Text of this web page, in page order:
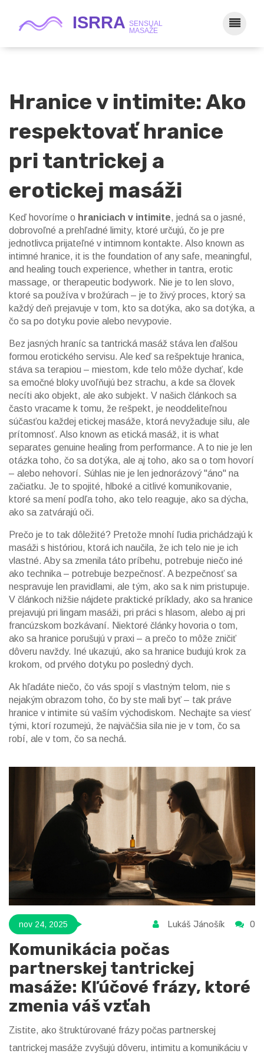
Hranice v intimite: Ako
respektovať hranice
pri tantrickej a
erotickej masáži
Keď hovoríme o hraniciach v intimite, jedná sa o jasné,
dobrovoľné a prehľadné limity, ktoré určujú, čo je pre
jednotlivca prijateľné v intimnom kontakte. Also known as
intimné hranice, it is the foundation of any safe, meaningful,
and healing touch experience, whether in tantra, erotic
massage, or therapeutic bodywork. Nie je to len slovo,
ktoré sa používa v brožúrach – je to živý proces, ktorý sa
každý deň prejavuje v tom, kto sa dotýka, ako sa dotýka, a
čo sa po dotyku povie alebo nevypovie.
Bez jasných hraníc sa tantrická masáž stáva len ďalšou
formou erotického servisu. Ale keď sa rešpektuje hranica,
stáva sa terapiou – miestom, kde telo môže dychať, kde
sa emočné bloky uvoľňujú bez strachu, a kde sa človek
necíti ako objekt, ale ako subjekt. V našich článkoch sa
často vracame k tomu, že rešpekt, je neoddeliteľnou
súčasťou každej etickej masáže, ktorá nevyžaduje silu, ale
prítomnosť. Also known as etická masáž, it is what
separates genuine healing from performance. A to nie je len
otázka toho, čo sa dotýka, ale aj toho, ako sa o tom hovorí
– alebo nehovorí. Súhlas nie je len jednorázový "áno" na
začiatku. Je to spojité, hlboké a citlivé komunikovanie,
ktoré sa mení podľa toho, ako telo reaguje, ako sa dýcha,
ako sa zatvárajú oči.
Prečo je to tak dôležité? Pretože mnohí ľudia prichádzajú k
masáži s históriou, ktorá ich naučila, že ich telo nie je ich
vlastné. Aby sa zmenila táto príbehu, potrebuje niečo iné
ako technika – potrebuje bezpečnosť. A bezpečnosť sa
nespravuje len pravidlami, ale tým, ako sa k nim pristupuje.
V článkoch nižšie nájdete praktické príklady, ako sa hranice
prejavujú pri lingam masáži, pri práci s hlasom, alebo aj pri
francúzskom bozkávaní. Niektoré články hovoria o tom,
ako sa hranice porušujú v praxi – a prečo to môže zničiť
dôveru navždy. Iné ukazujú, ako sa hranice budujú krok za
krokom, od prvého dotyku po posledný dych.
Ak hľadáte niečo, čo vás spojí s vlastným telom, nie s
nejakým obrazom toho, čo by ste mali byť – tak práve
hranice v intimite sú vaším východiskom. Nechajte sa viesť
tými, ktorí rozumejú, že najväčšia sila nie je v tom, čo sa
robí, ale v tom, čo sa nechá.
nov 24, 2025 Lukáš Jánošík 0
Komunikácia počas
partnerskej tantrickej
masáže: Kľúčové frázy, ktoré
zmenia váš vzťah
Zistite, ako štruktúrované frázy počas partnerskej
tantrickej masáže zvyšujú dôveru, intimitu a komunikáciu v